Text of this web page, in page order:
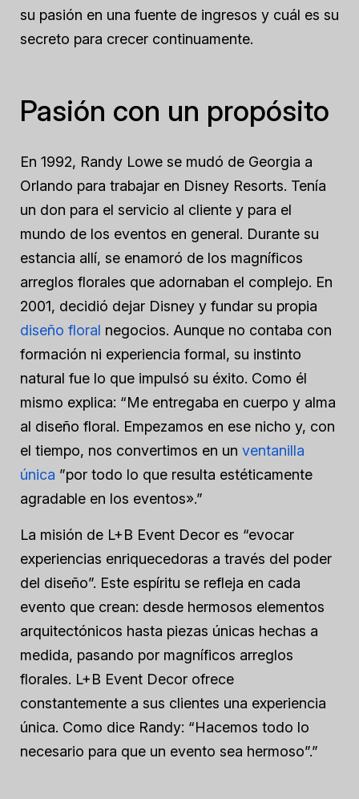
su pasión en una fuente de ingresos y cuál es su
secreto para crecer continuamente.
Pasión con un propósito
En 1992, Randy Lowe se mudó de Georgia a
Orlando para trabajar en Disney Resorts. Tenía
un don para el servicio al cliente y para el
mundo de los eventos en general. Durante su
estancia allí, se enamoró de los magníficos
arreglos florales que adornaban el complejo. En
2001, decidió dejar Disney y fundar su propia
diseño floral negocios. Aunque no contaba con
formación ni experiencia formal, su instinto
natural fue lo que impulsó su éxito. Como él
mismo explica: “Me entregaba en cuerpo y alma
al diseño floral. Empezamos en ese nicho y, con
el tiempo, nos convertimos en un ventanilla
única ”por todo lo que resulta estéticamente
agradable en los eventos».”
La misión de L+B Event Decor es “evocar
experiencias enriquecedoras a través del poder
del diseño”. Este espíritu se refleja en cada
evento que crean: desde hermosos elementos
arquitectónicos hasta piezas únicas hechas a
medida, pasando por magníficos arreglos
florales. L+B Event Decor ofrece
constantemente a sus clientes una experiencia
única. Como dice Randy: “Hacemos todo lo
necesario para que un evento sea hermoso”.”